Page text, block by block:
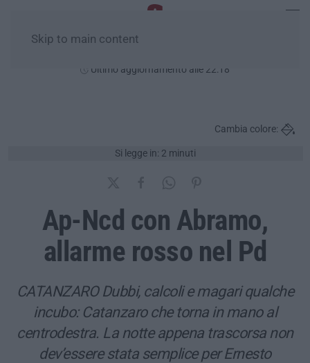
Skip to main content
Ultimo aggiornamento alle 22:18
Si legge in: 2 minuti
Cambia colore:
Ap-Ncd con Abramo,
allarme rosso nel Pd
CATANZARO Dubbi, calcoli e magari qualche
incubo: Catanzaro che torna in mano al
centrodestra. La notte appena trascorsa non
dev’essere stata semplice per Ernesto